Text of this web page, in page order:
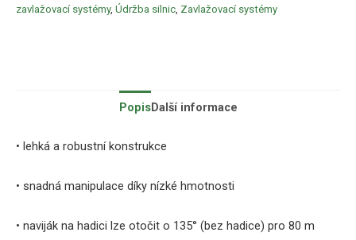
zavlažovací systémy, Údržba silnic Zavlažovací systémy
PopisDalší informace
• lehká a robustní konstrukce
• snadná manipulace díky nízké hmotnosti
• naviják na hadici lze otočit o 135° (bez hadice) pro 80 m